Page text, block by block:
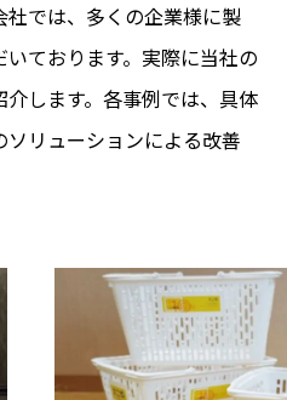
では、多くの企業様に製
ております。実際に当社の
します。各事例では、具体
リューションによる改善